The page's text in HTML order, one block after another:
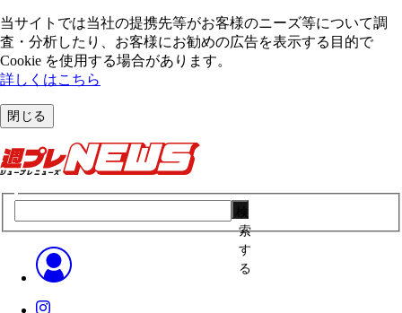
当サイトでは当社の提携先等がお客様のニーズ等について調
査・分析したり、お客様にお勧めの広告を表⽰する⽬的で
Cookie を使⽤する場合があります。
詳しくはこちら
閉じる
索
す
る